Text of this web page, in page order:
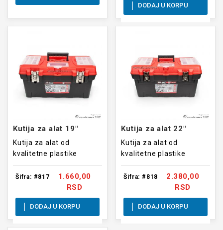
DODAJ U KORPU
Kutija za alat 19"
Kutija za alat od
kvalitetne plastike
dimenzija 480x260x240mm
Šifra: #817
1.660,00
RSD
DODAJ U KORPU
Kutija za alat 22"
Kutija za alat od
kvalitetne plastike
dimenzija 560x300x280mm
Šifra: #818
2.380,00
RSD
DODAJ U KORPU